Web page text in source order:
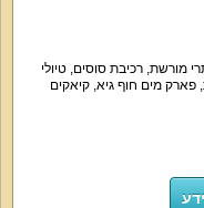
מורשת, רכיבת סוסים, טיולי
פארק מים חוף גיא, קיאקים